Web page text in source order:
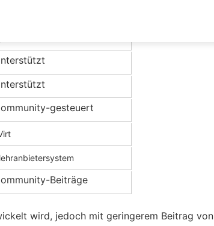
gesteuert
Beiträge
wird, jedoch mit geringerem Beitrag von